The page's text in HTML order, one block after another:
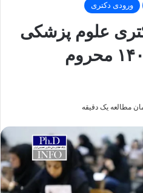
ورودی دکتری
علوم پزشکی
۱۴۰۳ از آزمون ۱۴۰۴ محروم
مطالعه یک دقیقه